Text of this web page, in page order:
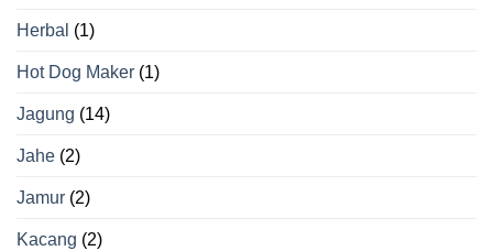
Herbal (1)
Hot Dog Maker (1)
Jagung (14)
Jahe (2)
Jamur (2)
Kacang (2)